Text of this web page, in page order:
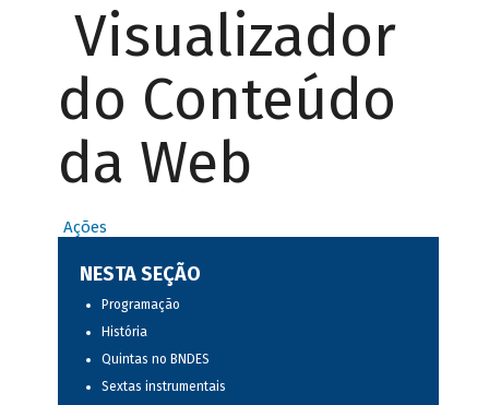
Visualizador
do Conteúdo
da Web
Ações
NESTA SEÇÃO
Programação
História
Quintas no BNDES
Sextas instrumentais